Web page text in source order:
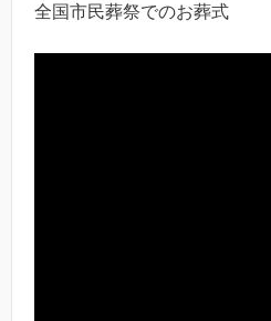
全国市民葬祭でのお葬式